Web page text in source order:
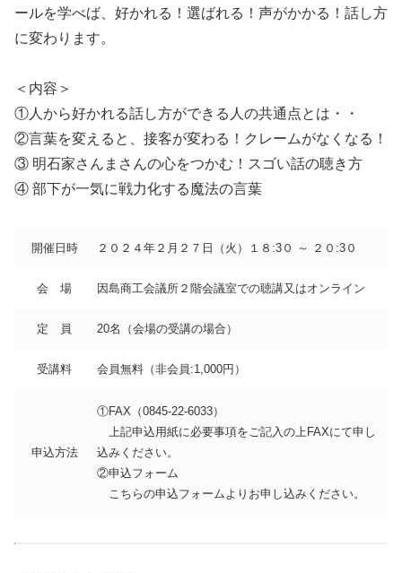
ールを学べば、好かれる！選ばれる！声がかかる！話し方
に変わります。
＜内容＞
①人から好かれる話し方ができる人の共通点とは・・
②言葉を変えると、接客が変わる！クレームがなくなる！
③ 明石家さんまさんの心をつかむ！スゴい話の聴き方
④ 部下が一気に戦力化する魔法の言葉
開催日時 ２０２４年２月２７日（火）１８:3０ ～ ２０:3０
会 場 因島商工会議所２階会議室での聴講又はオンライン
定 員 20名（会場の受講の場合）
受講料 会員無料（非会員:1,000円）
申込方法
①FAX（0845-22-6033）
上記申込用紙に必要事項をご記入の上FAXにて申し
込みください。
②申込フォーム
こちらの申込フォームよりお申し込みください。